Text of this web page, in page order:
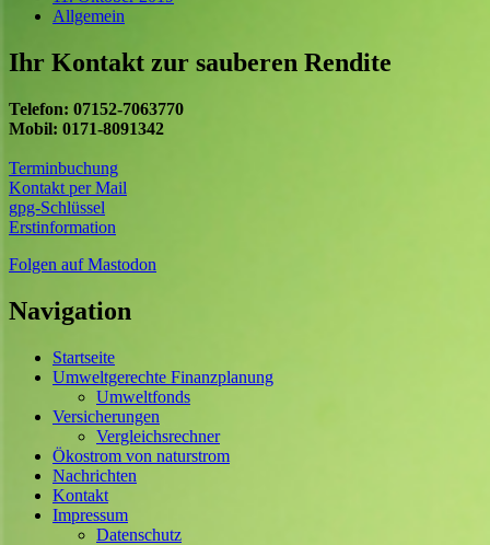
Allgemein
Ihr Kontakt zur sauberen Rendite
Telefon: 07152-7063770
Mobil: 0171-8091342
Terminbuchung
Kontakt per Mail
gpg-Schlüssel
Erstinformation
Folgen auf Mastodon
Navigation
Startseite
Umweltgerechte Finanzplanung
Umweltfonds
Versicherungen
Vergleichsrechner
Ökostrom von naturstrom
Nachrichten
Kontakt
Impressum
Datenschutz